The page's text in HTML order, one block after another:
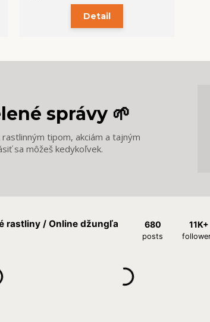
Detail
správy 🌱
tipom, akciám a tajným
sa môžeš kedykoľvek.